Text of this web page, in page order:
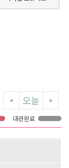
오늘
대관완료